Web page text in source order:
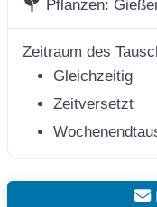
Pflanzen:
Zeitraum des
Gleichzeitig
Zeitversetzt